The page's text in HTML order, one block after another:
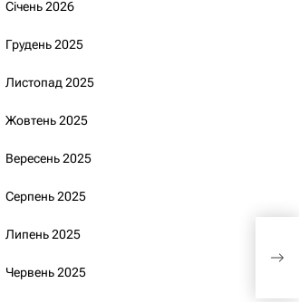
Січень 2026
Грудень 2025
Листопад 2025
Жовтень 2025
Вересень 2025
Серпень 2025
Липень 2025
Червень 2025